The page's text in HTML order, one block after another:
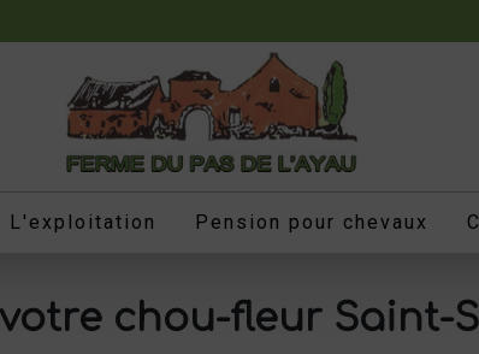
L'exploitation Pension pour chevaux
chou-fleur Saint-